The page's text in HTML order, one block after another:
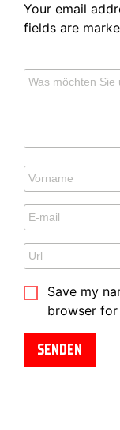
Your email
fields are
Save my
browser